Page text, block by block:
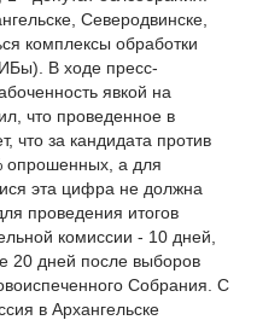
Северодвинске,
комплексы обработки
В ходе пресс-
явкой на
что проведенное в
что за кандидата против
опрошенных, а для
эта цифра не должна
проведения итогов
комиссии - 10 дней,
20 дней после выборов
Собрания. С
в Архангельске